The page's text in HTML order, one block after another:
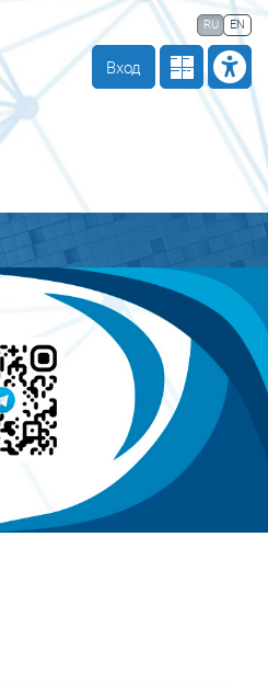
Вход
Маршрут внедрения RU EN